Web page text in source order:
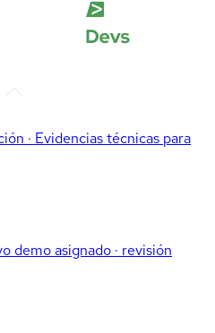
· Evidencias técnicas para
demo asignado · revisión